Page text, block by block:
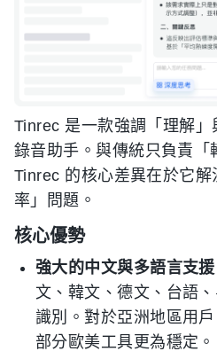
Tinrec 是一款強調「理解
錄音助手。與傳統只負責「
Tinrec 的核心差異在於它
率」問題。
核心優勢
強大的中文與多語言支援
文、韓文、德文、台語
識別。對於亞洲地區用
部分歐美工具更為穩定。